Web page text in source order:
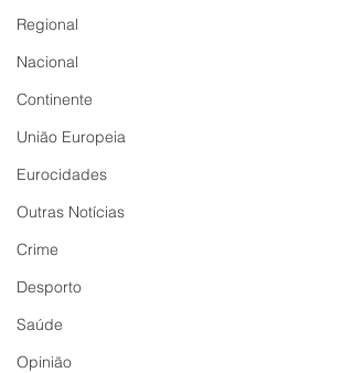
Regional
Nacional
Continente
União Europeia
Eurocidades
Outras Notícias
Crime
Desporto
Saúde
Opinião